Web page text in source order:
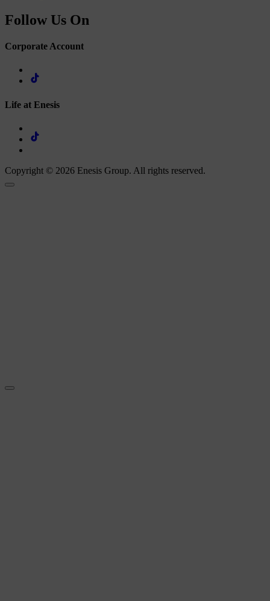
Follow Us On
Corporate Account
Life at Enesis
Copyright © 2026 Enesis Group. All rights reserved.